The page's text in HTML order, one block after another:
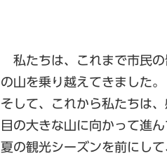
私たちは、これまで市民の
の山を乗り越えてきました。
そして、これから私たちは
目の大きな山に向かって進
夏の観光シーズンを前にし